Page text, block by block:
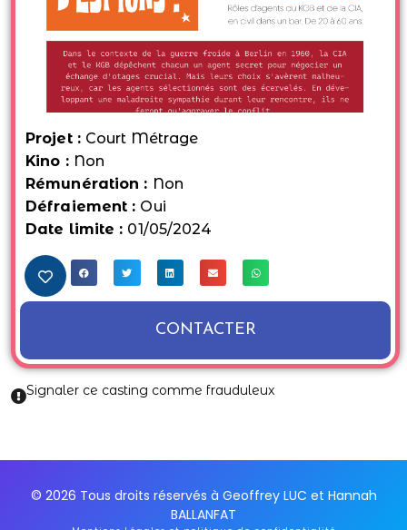
Projet : Court Métrage
Kino : Non
Rémunération : Non
Défraiement : Oui
Date limite : 01/05/2024
CONTACTER
Signaler ce casting comme frauduleux
© 2026 Tous droits réservés à Geoffrey LUC et Hannah
BALLANFAT